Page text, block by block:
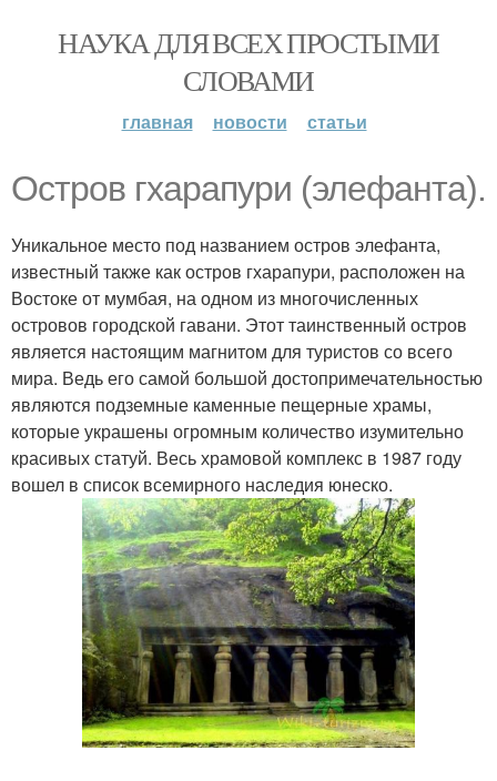
НАУКА ДЛЯ ВСЕХ ПРОСТЫМИ
СЛОВАМИ
главная новости статьи
Остров гхарапури (элефанта).
Уникальное место под названием остров элефанта,
известный также как остров гхарапури, расположен на
Востоке от мумбая, на одном из многочисленных
островов городской гавани. Этот таинственный остров
является настоящим магнитом для туристов со всего
мира. Ведь его самой большой достопримечательностью
являются подземные каменные пещерные храмы,
которые украшены огромным количество изумительно
красивых статуй. Весь храмовой комплекс в 1987 году
вошел в список всемирного наследия юнеско.